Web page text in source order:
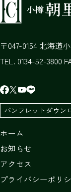
047-0154 北海道
TEL. 0134-52-3800
パンフレットダウン
ホーム
お知らせ
アクセス
プライバシーポリ